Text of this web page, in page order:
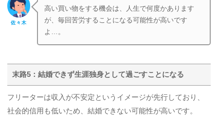
佐々木
高い買い物をする機会は、人生で何度かあります
が、毎回苦労することになる可能性が高いです
よ…。
末路5：結婚できず生涯独身として過ごすことになる
フリーターは収入が不安定というイメージが先行しており、
社会的信用も低いため、結婚できない可能性が高いです。